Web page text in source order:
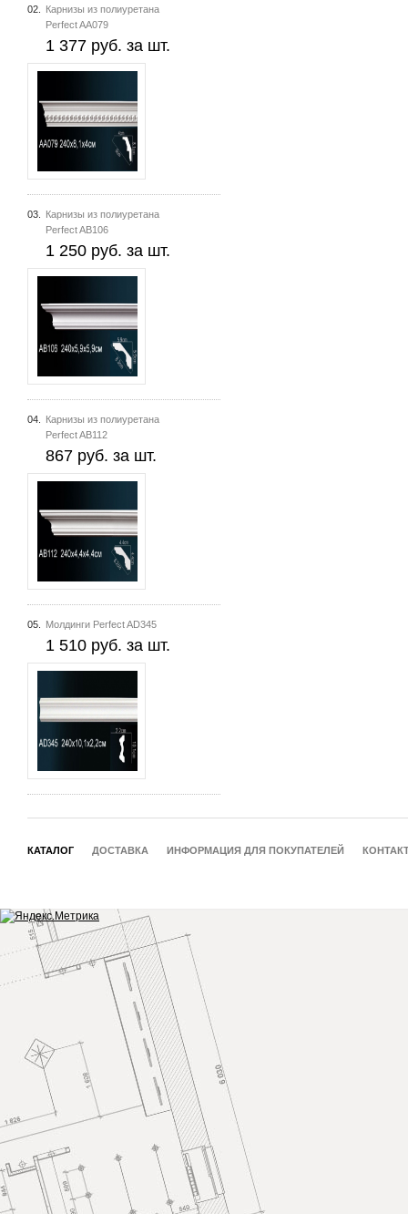
02.
Карнизы из полиуретана
Perfect AA079
1 377 руб. за шт.
03.
Карнизы из полиуретана
Perfect AB106
1 250 руб. за шт.
04.
Карнизы из полиуретана
Perfect AB112
867 руб. за шт.
05. Молдинги Perfect AD345
1 510 руб. за шт.
КАТАЛОГ ДОСТАВКА ИНФОРМАЦИЯ ДЛЯ ПОКУПАТЕЛЕЙ